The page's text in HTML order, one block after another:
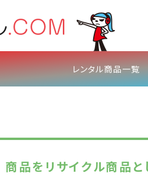
レンタル商品一覧
商品をリサイクル商品と